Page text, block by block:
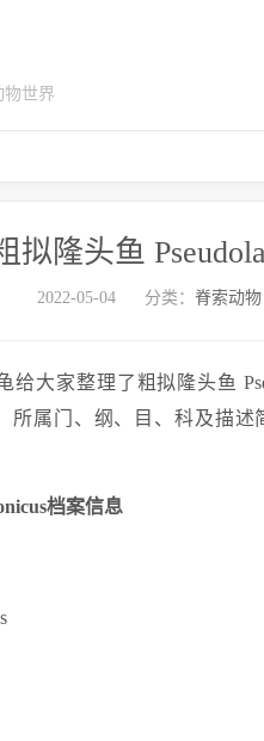
物世界
拟隆头鱼
2022-05-04 分类： 脊索动物
大家整理了粗拟隆头鱼
、所属门、纲、目、科及描
档案信息